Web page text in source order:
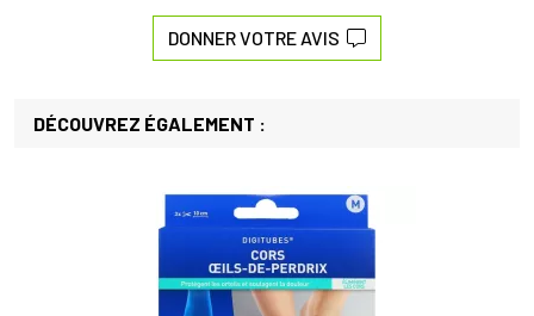
DONNER VOTRE AVIS
DÉCOUVREZ ÉGALEMENT :